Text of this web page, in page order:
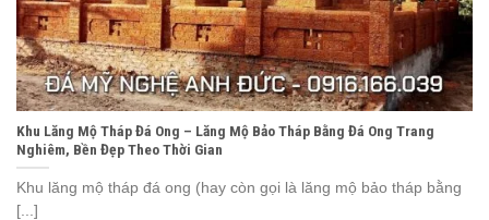
Khu Lăng Mộ Tháp Đá Ong – Lăng Mộ Bảo Tháp Bằng Đá Ong Trang
Nghiêm, Bền Đẹp Theo Thời Gian
Khu lăng mộ tháp đá ong (hay còn gọi là lăng mộ bảo tháp bằng
[...]